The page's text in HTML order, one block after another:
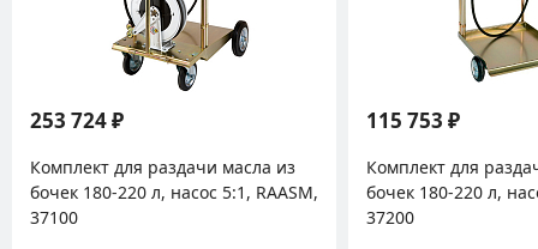
253 724 ₽
Комплект для раздачи масла из
бочек 180-220 л, насос 5:1, RAASM,
37100
115 753 ₽
Комплект для
бочек 180-220 л,
37200